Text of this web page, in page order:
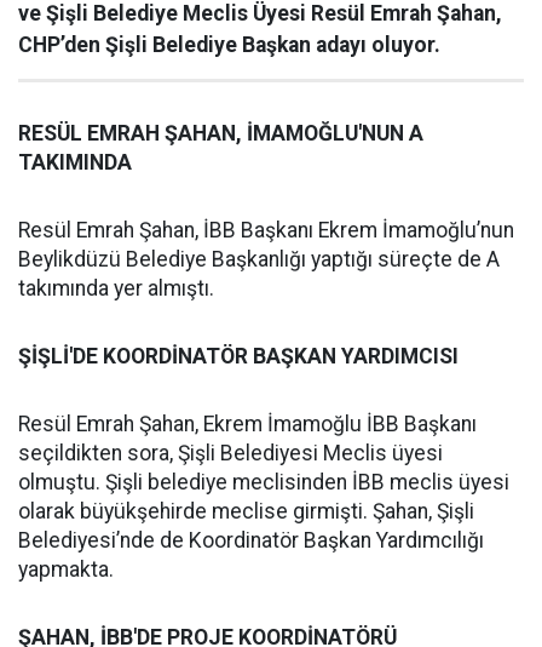
ve Şişli Belediye Meclis Üyesi Resül Emrah Şahan,
CHP’den Şişli Belediye Başkan adayı oluyor.
RESÜL EMRAH ŞAHAN, İMAMOĞLU'NUN A
TAKIMINDA
Resül Emrah Şahan, İBB Başkanı Ekrem İmamoğlu’nun
Beylikdüzü Belediye Başkanlığı yaptığı süreçte de A
takımında yer almıştı.
ŞİŞLİ'DE KOORDİNATÖR BAŞKAN YARDIMCISI
Resül Emrah Şahan, Ekrem İmamoğlu İBB Başkanı
seçildikten sora, Şişli Belediyesi Meclis üyesi
olmuştu. Şişli belediye meclisinden İBB meclis üyesi
olarak büyükşehirde meclise girmişti. Şahan, Şişli
Belediyesi’nde de Koordinatör Başkan Yardımcılığı
yapmakta.
ŞAHAN, İBB'DE PROJE KOORDİNATÖRÜ